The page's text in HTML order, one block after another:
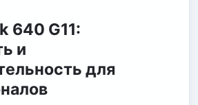
640 G11:
и
для